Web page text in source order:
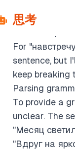
思考
anyway, even
For
sentence, but
keep breaking
Parsing
To provide a
unclear. The
"Месяц
"Вдруг на